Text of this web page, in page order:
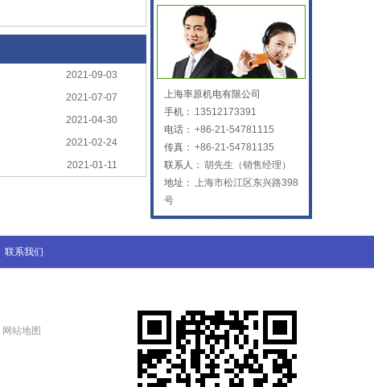
2021-09-03
2021-07-07
2021-04-30
2021-02-24
2021-01-11
上海率原机电有限公司
手机： 13512173391
电话： +86-21-54781115
传真： +86-21-54781135
联系人： 胡先生（销售经理）
地址： 上海市松江区东兴路398
号
联系我们
网站地图